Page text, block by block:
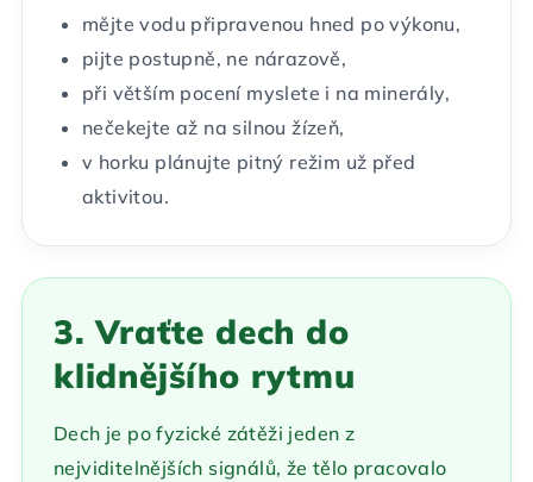
mějte vodu připravenou hned po výkonu,
pijte postupně, ne nárazově,
při větším pocení myslete i na minerály,
nečekejte až na silnou žízeň,
v horku plánujte pitný režim už před
aktivitou.
3. Vraťte dech do
klidnějšího rytmu
Dech je po fyzické zátěži jeden z
nejviditelnějších signálů, že tělo pracovalo